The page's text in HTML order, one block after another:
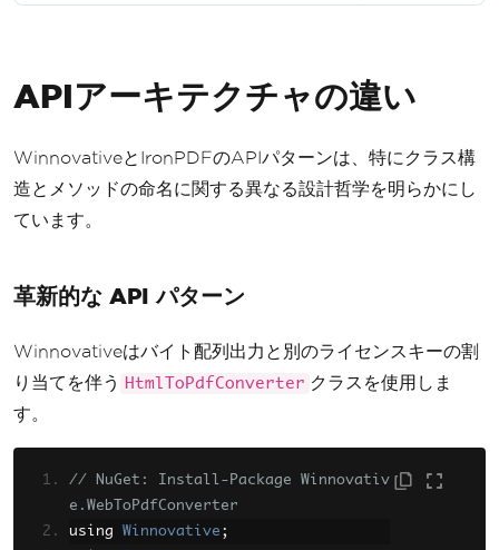
APIアーキテクチャの違い
WinnovativeとIronPDFのAPIパターンは、特にクラス構
造とメソッドの命名に関する異なる設計哲学を明らかにし
ています。
革新的な API パターン
Winnovativeはバイト配列出力と別のライセンスキーの割
り当てを伴う
HtmlToPdfConverter クラスを使用しま
す。
// NuGet: Install-Package Winnovativ
e.WebToPdfConverter
using Winnovative ;